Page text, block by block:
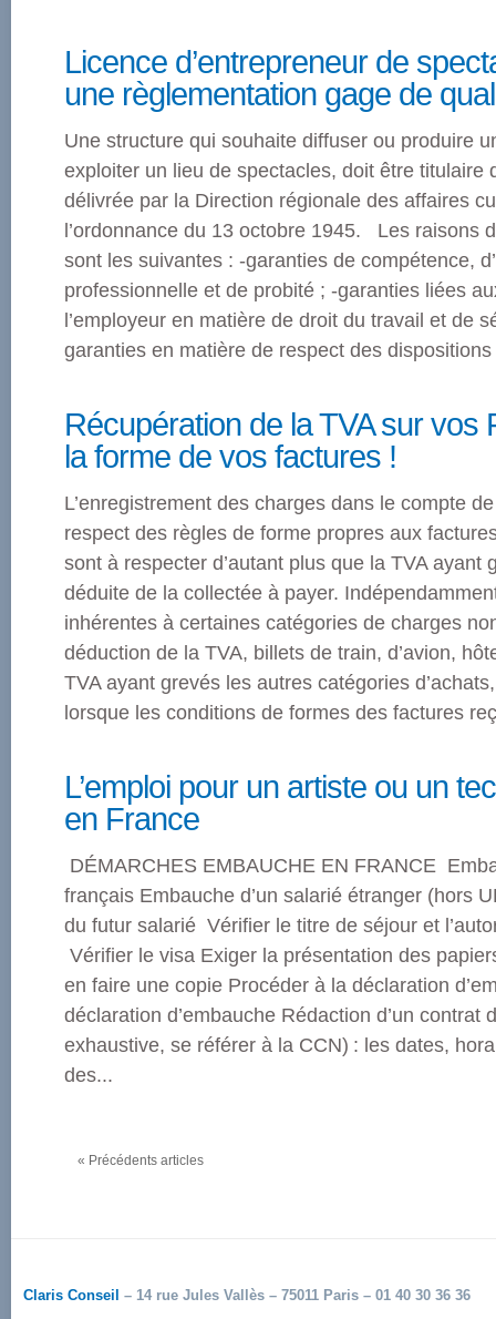
Licence d’entrepreneur de
une règlementation gage de
Une structure qui souhaite diffuser ou produire
exploiter un lieu de spectacles, doit être titulaire
délivrée par la Direction régionale des affaires
l’ordonnance du 13 octobre 1945. Les raisons
sont les suivantes : -garanties de compétence,
professionnelle et de probité ; -garanties liées
l’employeur en matière de droit du travail et de
garanties en matière de respect des
Récupération de la TVA sur vos
la forme de vos factures !
L’enregistrement des charges dans le compte
respect des règles de forme propres aux
sont à respecter d’autant plus que la TVA ayant
déduite de la collectée à payer.
inhérentes à certaines catégories de charges
déduction de la TVA, billets de train, d’avion,
TVA ayant grevés les autres catégories
lorsque les conditions de formes des factures
L’emploi pour un artiste ou un
en France
DÉMARCHES EMBAUCHE EN FRANCE
français Embauche d’un salarié étranger (hors
du futur salarié Vérifier le titre de séjour et
Vérifier le visa Exiger la présentation des
en faire une copie Procéder à la déclaration
déclaration d’embauche Rédaction d’un contrat
exhaustive, se référer à la CCN) : les dates,
des...
« Précédents articles
Claris Conseil – 14 rue Jules Vallès – 75011 Paris – 01 40 30 36 36